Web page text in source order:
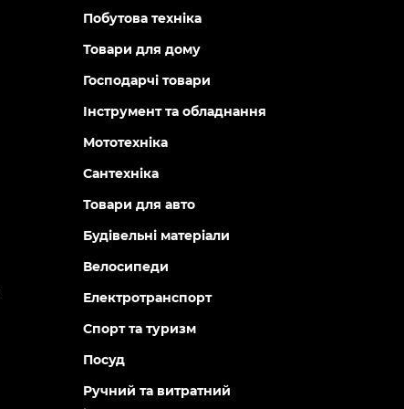
Побутова техніка
Товари для дому
Господарчі товари
Інструмент та обладнання
Мототехніка
Сантехніка
Товари для авто
Будівельні матеріали
Велосипеди
Електротранспорт
Спорт та туризм
Посуд
Ручний та витратний